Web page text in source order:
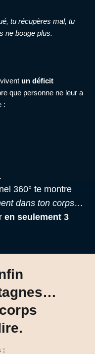
tu récupères mal, tu
ne bouge plus.
un déficit
que personne ne leur a
:
360° te montre
dans ton corps…
en seulement 3
: